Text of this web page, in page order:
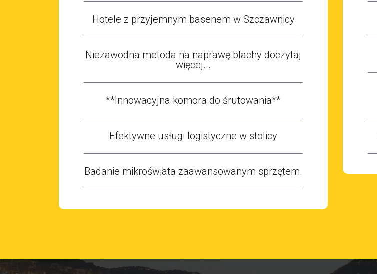
Hotele z przyjemnym basenem w Szczawnicy
Niezawodna metoda na naprawę blachy doczytaj
więcej...
**Innowacyjna komora do śrutowania**
Efektywne usługi logistyczne w stolicy
Badanie mikroświata zaawansowanym sprzętem.